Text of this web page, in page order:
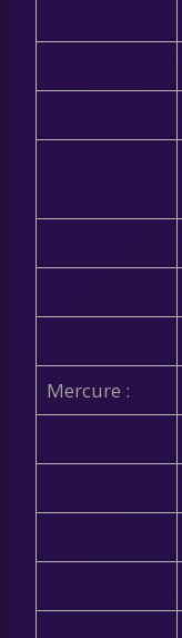
Mercure :